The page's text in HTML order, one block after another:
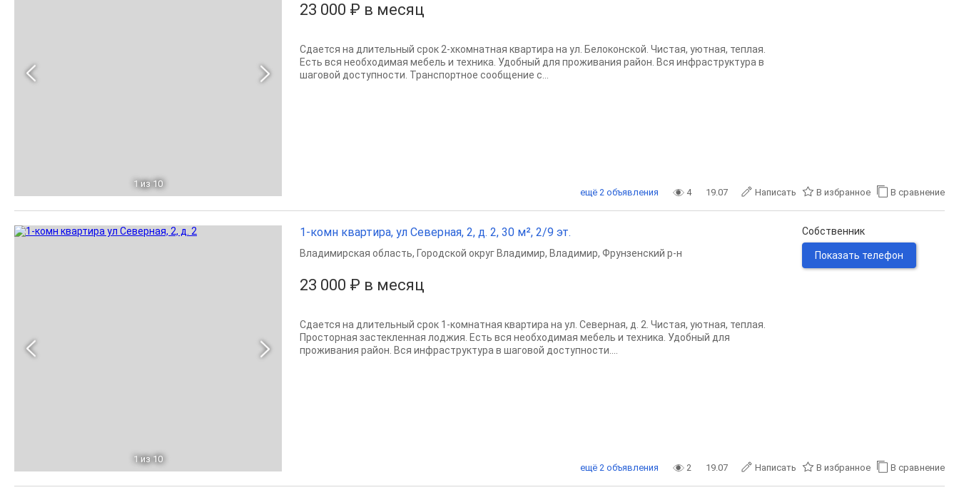
1 из 10
23 000 ₽ в месяц
Сдается на длительный срок 2-хкомнатная квартира на ул. Белоконской. Чистая, уютная, теплая.
Есть вся необходимая мебель и техника. Удобный для проживания район. Вся инфраструктура в
шаговой доступности. Транспортное сообщение с...
4 19.07 Написать В избранное В сравнение
ещё 2 объявления
1 из 10
1-комн квартира, ул Северная, 2, д. 2, 30 м², 2/9 эт.
23 000 ₽ в месяц
Владимирская область, Городской округ Владимир, Владимир, Фрунзенский р-н
Сдается на длительный срок 1-комнатная квартира на ул. Северная, д. 2. Чистая, уютная, теплая.
Просторная застекленная лоджия. Есть вся необходимая мебель и техника. Удобный для
проживания район. Вся инфраструктура в шаговой доступности....
Собственник
Показать телефон
2 19.07 Написать В избранное В сравнение
ещё 2 объявления